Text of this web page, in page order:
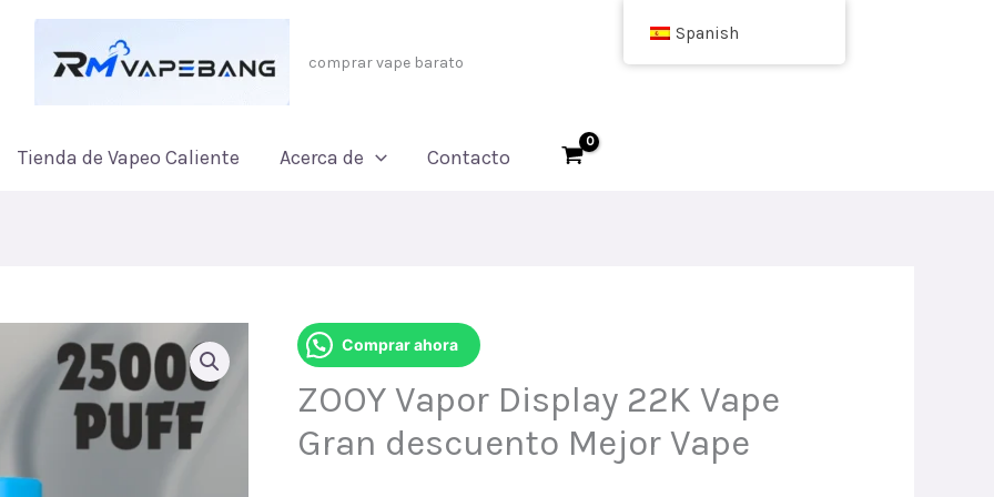
comprar vape barato
Tienda de Vapeo Caliente Acerca de Contacto
Comprar ahora
ZOOY Vapor Display 22K Vape
Gran descuento Mejor Vape
Spanish